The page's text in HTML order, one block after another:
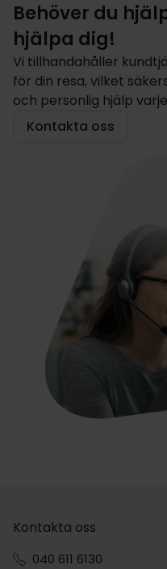
Behöver du
hjälpa dig!
Vi tillhandahåller
för din resa, vilket
och personlig hjälp
Kontakta oss
Kontakta oss
040 611 6130